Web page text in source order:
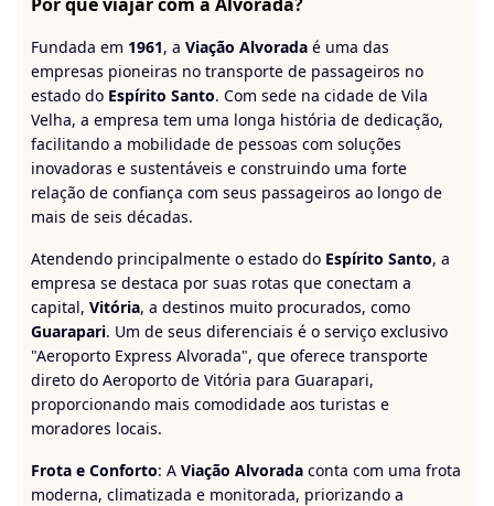
Fundada em 1961, a Viação Alvorada é uma das
empresas pioneiras no transporte de passageiros no
estado do Espírito Santo. Com sede na cidade de Vila
Velha, a empresa tem uma longa história de dedicação,
facilitando a mobilidade de pessoas com soluções
inovadoras e sustentáveis e construindo uma forte
relação de confiança com seus passageiros ao longo de
mais de seis décadas.
Atendendo principalmente o estado do Espírito Santo, a
empresa se destaca por suas rotas que conectam a
capital, Vitória, a destinos muito procurados, como
Guarapari. Um de seus diferenciais é o serviço exclusivo
"Aeroporto Express Alvorada", que oferece transporte
direto do Aeroporto de Vitória para Guarapari,
proporcionando mais comodidade aos turistas e
moradores locais.
Frota e Conforto: A Viação Alvorada conta com uma frota
moderna, climatizada e monitorada, priorizando a